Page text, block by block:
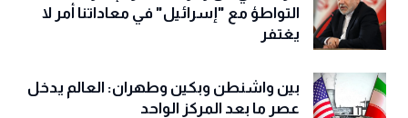
التواطؤ مع "إسرائيل" في معاداتنا أمر لا
يغتفر
بين واشنطن وبكين وطهران: العالم يدخل
عصر ما بعد المركز الواحد